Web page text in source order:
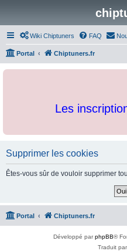
Wiki Chiptuners FAQ
Portal Chiptuners.fr
Les
Supprimer les cookies
Êtes-vous sûr de vouloir supprimer
Portal Chiptuners.fr
Développé parphpBB®
Traduit par